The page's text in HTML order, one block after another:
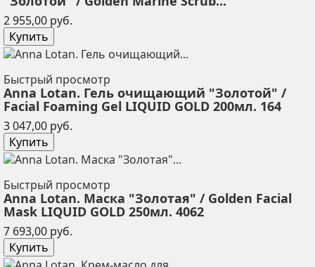
2 955,00 руб.
Купить
Быстрый просмотр
Anna Lotan. Гель очищающий "Золотой" /
Facial Foaming Gel LIQUID GOLD 200мл. 164
3 047,00 руб.
Купить
Быстрый просмотр
Anna Lotan. Маска "Золотая" / Golden Facial
Mask LIQUID GOLD 250мл. 4062
7 693,00 руб.
Купить